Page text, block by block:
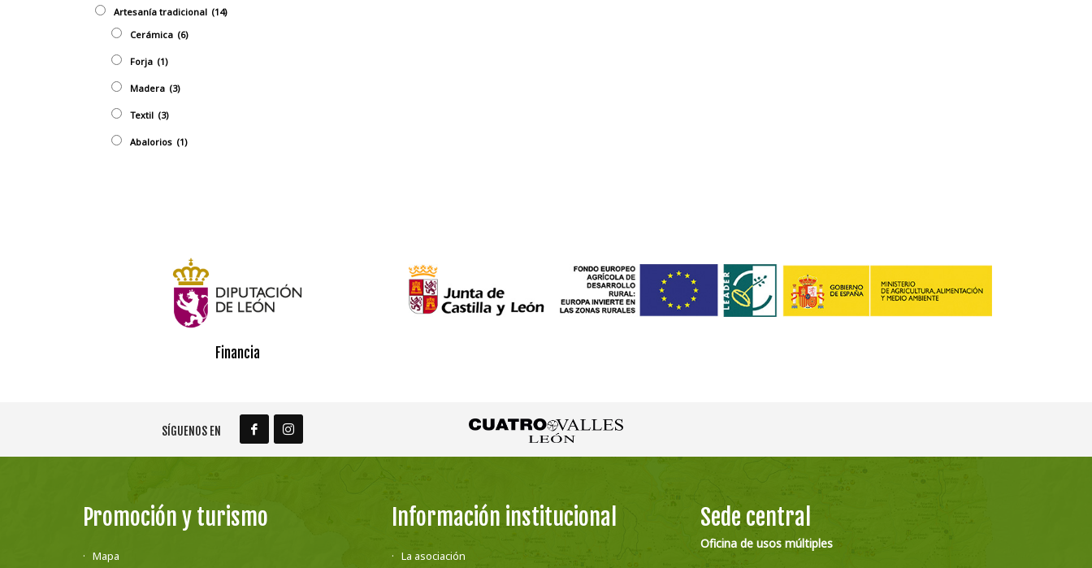
Artesaní­a tradicional (14)
Cerámica (6)
Forja (1)
Madera (3)
Textil (3)
Abalorios (1)
Financia
SÍGUENOS EN
Promoción y turismo
Mapa
Información institucional
La asociación
Sede central
Oficina de usos múltiples